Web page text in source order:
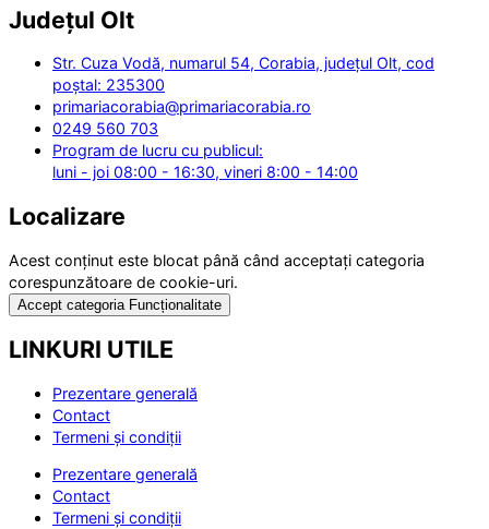
Județul Olt
Str. Cuza Vodă, numarul 54, Corabia, județul Olt, cod
poștal: 235300
primariacorabia@primariacorabia.ro
0249 560 703
Program de lucru cu publicul:
luni - joi 08:00 - 16:30, vineri 8:00 - 14:00
Localizare
Acest conținut este blocat până când acceptați categoria
corespunzătoare de cookie-uri.
Accept categoria Funcționalitate
LINKURI UTILE
Prezentare generală
Contact
Termeni și condiții
Prezentare generală
Contact
Termeni și condiții